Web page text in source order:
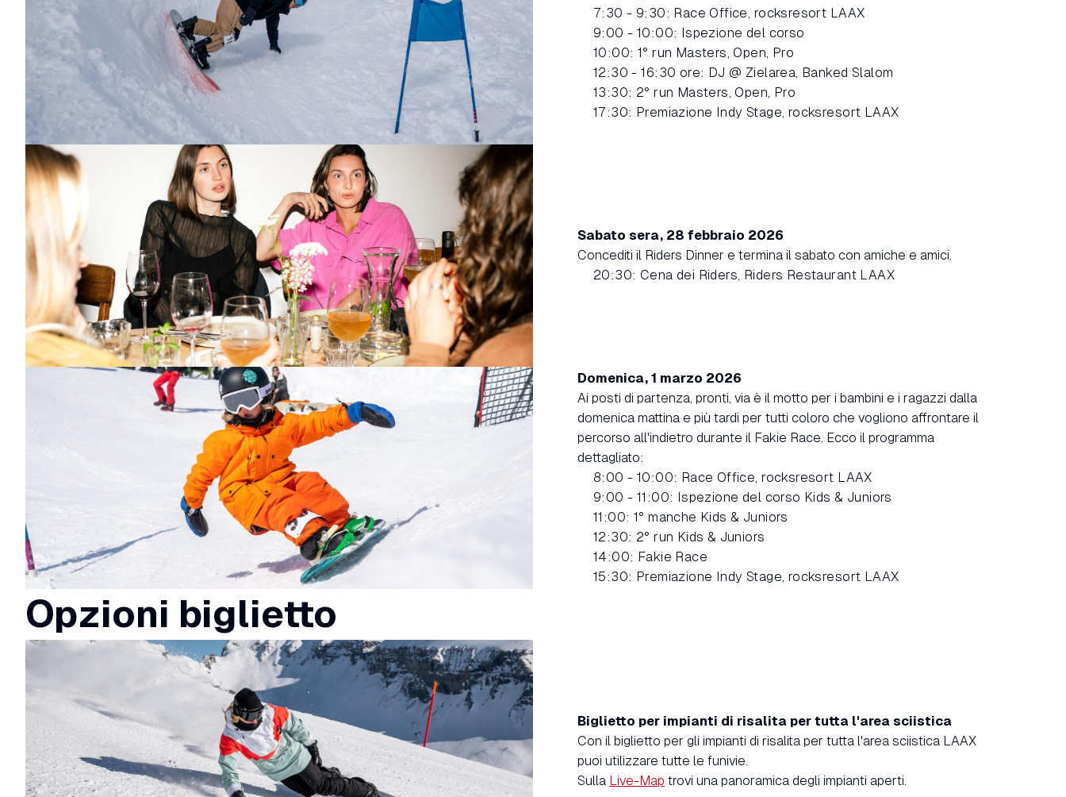
7:30 - 9:30: Race Office, rocksresort LAAX
9:00 - 10:00: Ispezione del corso
10:00: 1° run Masters, Open, Pro
12:30 - 16:30 ore: DJ @ Zielarea, Banked Slalom
13:30: 2° run Masters, Open, Pro
17:30: Premiazione Indy Stage, rocksresort LAAX
Sabato sera, 28 febbraio 2026
Concediti il Riders Dinner e termina il sabato con amiche e amici.
20:30: Cena dei Riders, Riders Restaurant LAAX
Domenica, 1 marzo 2026
Ai posti di partenza, pronti, via è il motto per i bambini e i ragazzi dalla
domenica mattina e più tardi per tutti coloro che vogliono affrontare il
percorso all'indietro durante il Fakie Race. Ecco il programma
dettagliato:
8:00 - 10:00: Race Office, rocksresort LAAX
9:00 - 11:00: Ispezione del corso Kids & Juniors
11:00: 1° manche Kids & Juniors
12:30: 2° run Kids & Juniors
14:00: Fakie Race
15:30: Premiazione Indy Stage, rocksresort LAAX
Opzioni biglietto
Biglietto per impianti di risalita per tutta l'area sciistica
Con il biglietto per gli impianti di risalita per tutta l'area sciistica LAAX
puoi utilizzare tutte le funivie.
Sulla Live-Map trovi una panoramica degli impianti aperti.